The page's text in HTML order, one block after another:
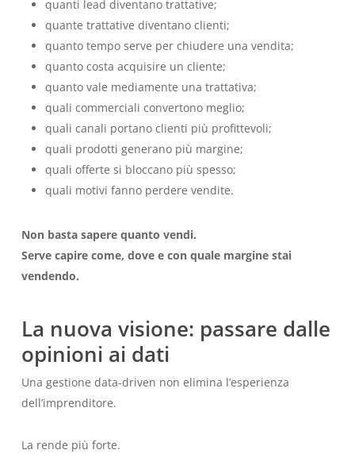
quanti lead diventano trattative;
quante trattative diventano clienti;
quanto tempo serve per chiudere una vendita;
quanto costa acquisire un cliente;
quanto vale mediamente una trattativa;
quali commerciali convertono meglio;
quali canali portano clienti più profittevoli;
quali prodotti generano più margine;
quali offerte si bloccano più spesso;
quali motivi fanno perdere vendite.
Non basta sapere quanto vendi.
Serve capire come, dove e con quale margine stai
vendendo.
La nuova visione: passare dalle
opinioni ai dati
Una gestione data-driven non elimina l’esperienza
dell’imprenditore.
La rende più forte.